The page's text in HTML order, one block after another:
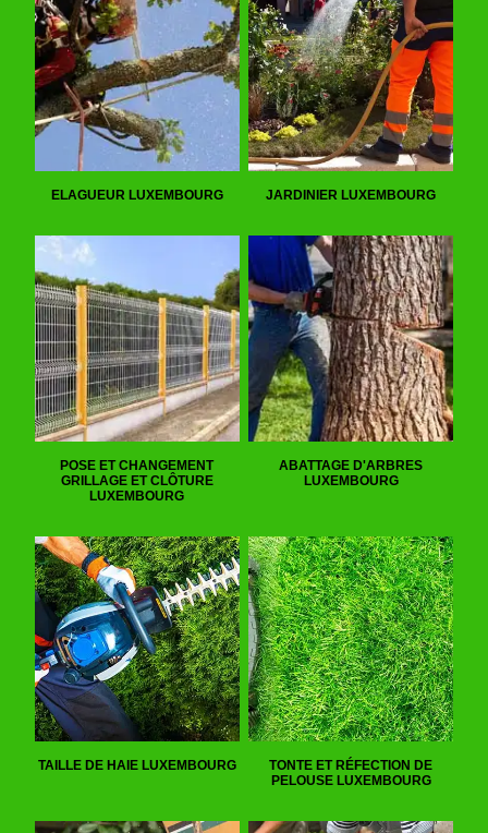
ELAGUEUR LUXEMBOURG JARDINIER LUXEMBOURG
POSE ET CHANGEMENT
GRILLAGE ET CLÔTURE
LUXEMBOURG
ABATTAGE D'ARBRES
LUXEMBOURG
TAILLE DE HAIE LUXEMBOURG
TONTE ET RÉFECTION DE
PELOUSE LUXEMBOURG